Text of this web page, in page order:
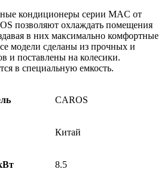
кондиционеры серии MAC от
позволяют охлаждать помещения
в них максимально комфортные
модели сделаны из прочных и
и поставлены на колесики.
в специальную емкость.
CAROS
Китай
8.5